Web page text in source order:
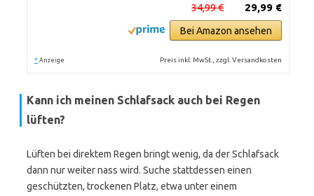
29,99 €
34,99 €
Bei Amazon ansehen
* Anzeige Preis inkl. MwSt., zzgl. Versandkosten
Kann ich meinen Schlafsack auch bei Regen
lüften?
Lüften bei direktem Regen bringt wenig, da der Schlafsack
dann nur weiter nass wird. Suche stattdessen einen
geschützten, trockenen Platz, etwa unter einem